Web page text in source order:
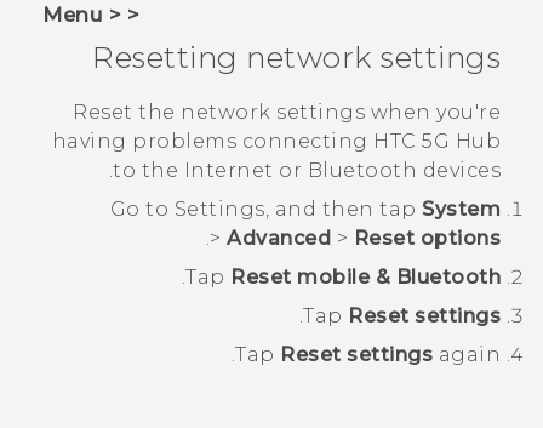
VIVERSE
البرامج + التطبيقات
الدعم
أجهزة HTC والملحقات
< < Menu
Resetting network settings
Reset the network settings when you're
having problems connecting HTC 5G Hub‍
to the Internet or Bluetooth devices.
Go to Settings, and then tap System
> Advanced > Reset options
.
Tap Reset mobile & Bluetooth
.
Tap Reset settings
.
Tap Reset settings again.